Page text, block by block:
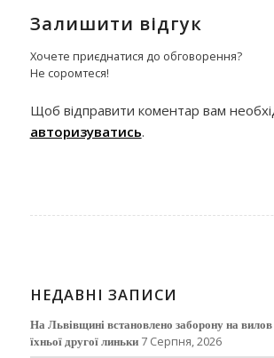
Залишити відгук
Хочете приєднатися до обговорення?
Не соромтеся!
Щоб відправити коментар вам
авторизуватись.
НЕДАВНІ ЗАПИСИ
На Львівщині встановлено заборону на вилов
їхньої другої линьки 7 Серпня, 2026